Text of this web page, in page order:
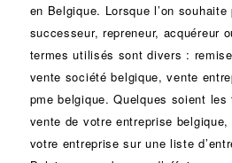
en Belgique. Lorsque l’on
successeur, repreneur, acquéreur
termes utilisés sont divers : remise
vente société belgique, vente
pme belgique. Quelques soient
vente de votre entreprise
votre entreprise sur une liste